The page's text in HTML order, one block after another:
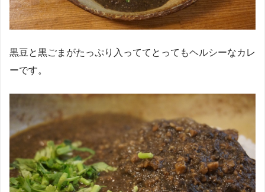
黒豆と黒ごまがたっぷり入っててとってもヘルシーなカレ
ーです。